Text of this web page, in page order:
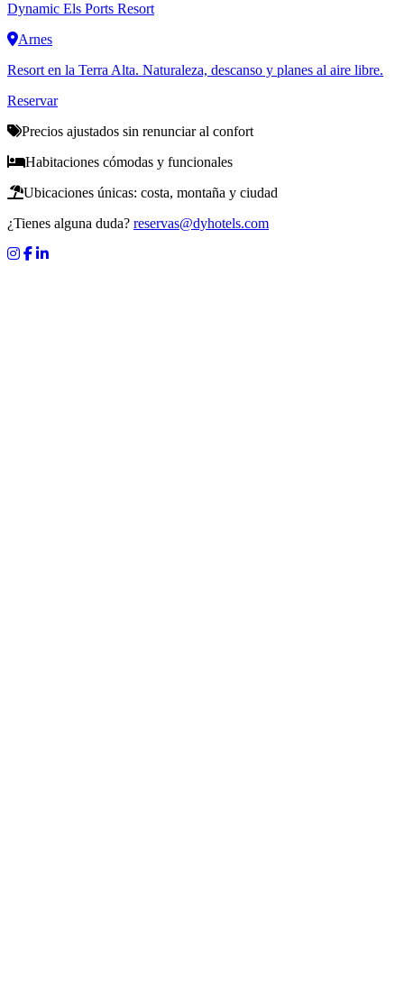
Dynamic Els Ports Resort
Arnes
Resort en la Terra Alta. Naturaleza, descanso y planes al aire libre.
Reservar
Precios ajustados sin renunciar al confort
Habitaciones cómodas y funcionales
Ubicaciones únicas: costa, montaña y ciudad
¿Tienes alguna duda? reservas@dyhotels.com